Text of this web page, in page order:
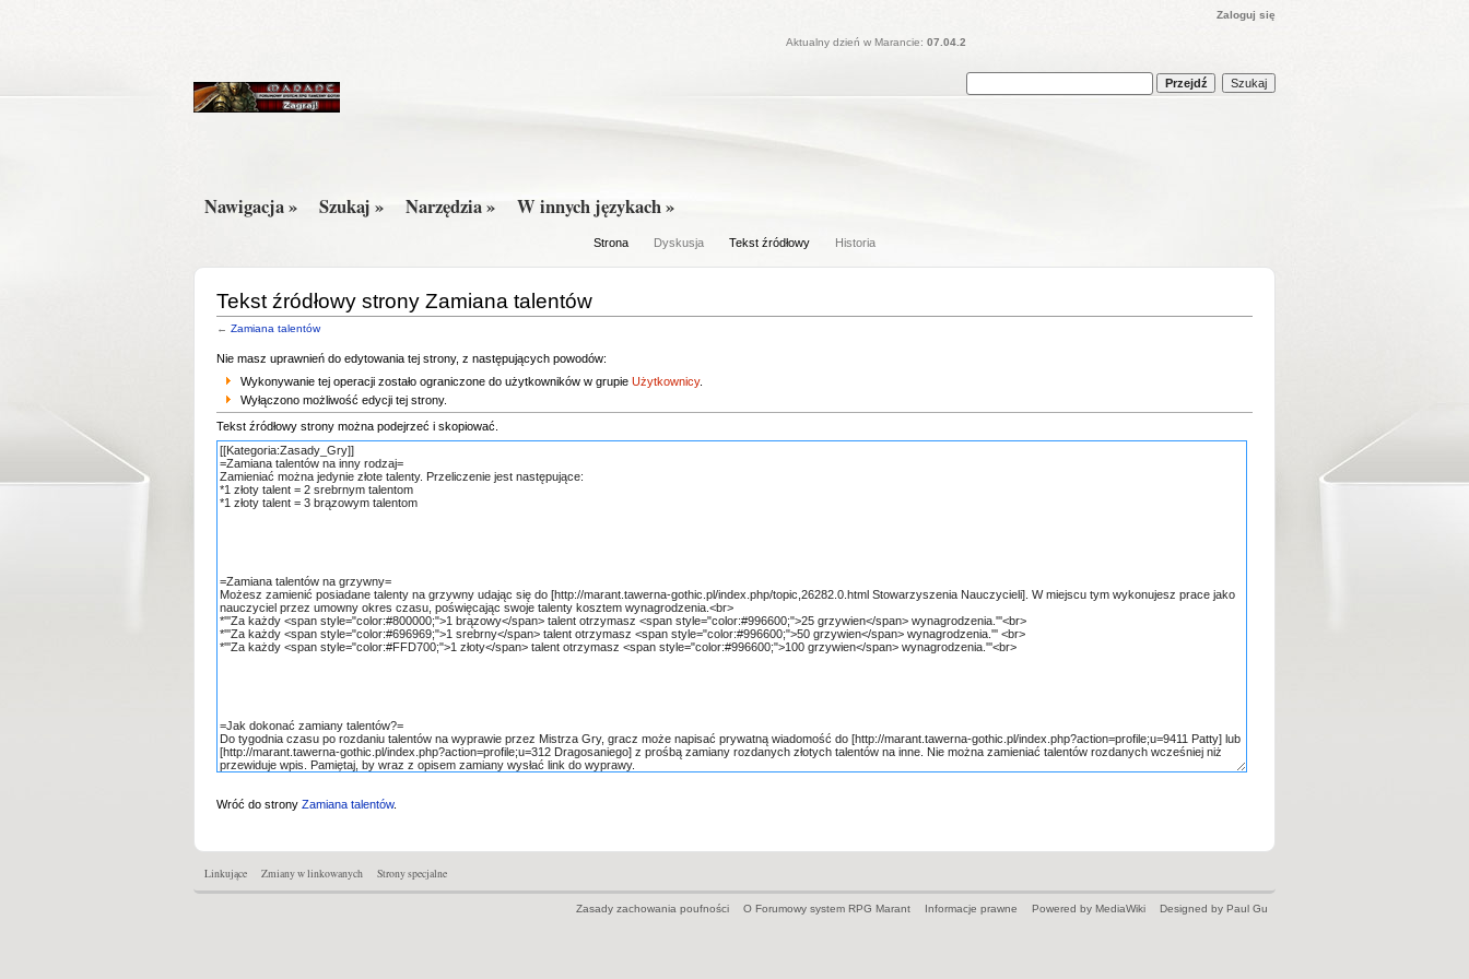
Zaloguj się
Aktualny dzień w Marancie: 07.04.2
Nawigacja » Szukaj » Narzędzia » W innych językach »
Strona Dyskusja Tekst źródłowy Historia
Tekst źródłowy strony Zamiana talentów
← Zamiana talentów
Nie masz uprawnień do edytowania tej strony, z następujących powodów:
Wykonywanie tej operacji zostało ograniczone do użytkowników w grupie Użytkownicy.
Wyłączono możliwość edycji tej strony.
Tekst źródłowy strony można podejrzeć i skopiować.
Wróć do strony Zamiana talentów.
Linkujące Zmiany w linkowanych Strony specjalne
Zasady zachowania poufności O Forumowy system RPG Marant Informacje prawne Powered by MediaWiki Designed by Paul Gu